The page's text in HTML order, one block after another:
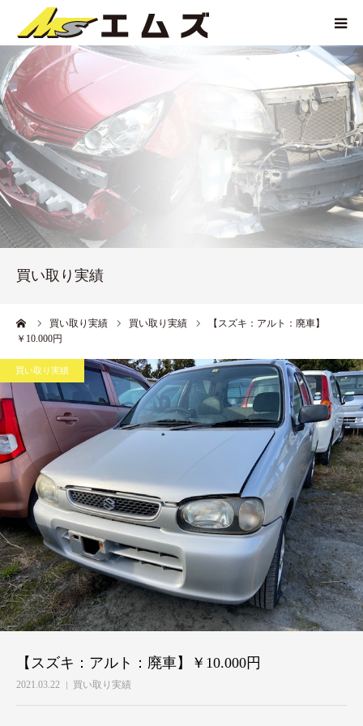
買い取り実績
買い取り実績 買い取り実績
【スズキ：アルト：廃車】
￥10.000円
買い取り実績
【スズキ：アルト：廃車】￥10.000円
2021.03.22 買い取り実績
HOME
企業紹介
サービス紹介
お問い合わせ